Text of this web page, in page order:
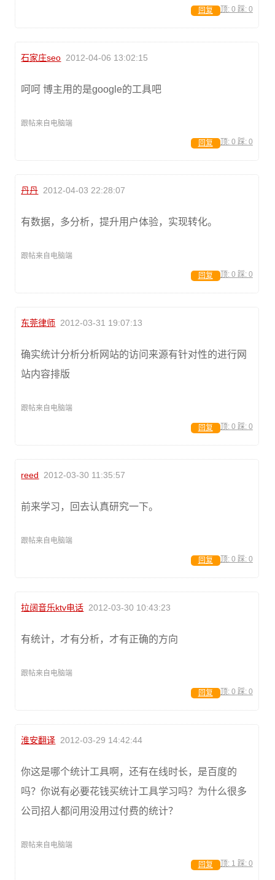
顶: 0 踩: 0
回复
石家庄seo 2012-04-06 13:02:15
呵呵 博主用的是google的工具吧
跟帖来自电脑端
顶: 0 踩: 0
回复
丹丹 2012-04-03 22:28:07
有数据，多分析，提升用户体验，实现转化。
跟帖来自电脑端
顶: 0 踩: 0
回复
东莞律师 2012-03-31 19:07:13
确实统计分析分析网站的访问来源有针对性的进行网
站内容排版
跟帖来自电脑端
顶: 0 踩: 0
回复
reed 2012-03-30 11:35:57
前来学习，回去认真研究一下。
跟帖来自电脑端
顶: 0 踩: 0
回复
拉阔音乐ktv电话 2012-03-30 10:43:23
有统计，才有分析，才有正确的方向
跟帖来自电脑端
顶: 0 踩: 0
回复
淮安翻译 2012-03-29 14:42:44
你这是哪个统计工具啊，还有在线时长，是百度的
吗？你说有必要花钱买统计工具学习吗？为什么很多
公司招人都问用没用过付费的统计？
跟帖来自电脑端
顶: 1 踩: 0
回复